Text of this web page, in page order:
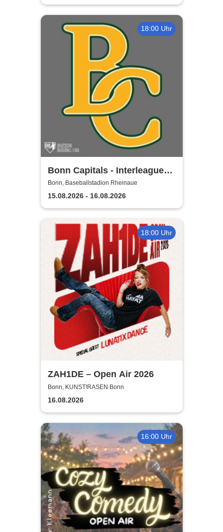
18:00 Uhr
Bonn Capitals - Interleague
Baseball 2026
Bonn, Baseballstadion Rheinaue
15.08.2026 - 16.08.2026
18:00 Uhr
ZAH1DE – Open Air 2026
Bonn, KUNST!RASEN Bonn
16.08.2026
16:00 Uhr